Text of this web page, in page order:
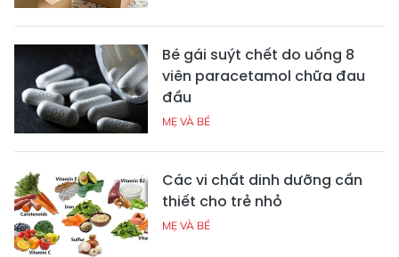
Bé gái suýt chết do uống 8
viên paracetamol chữa đau
đầu
MẸ VÀ BÉ
Các vi chất dinh dưỡng cần
thiết cho trẻ nhỏ
MẸ VÀ BÉ